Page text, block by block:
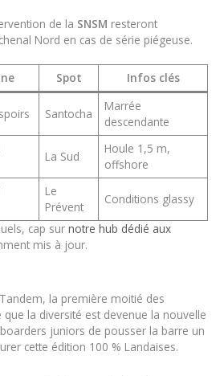
de la SNSM resteront
Nord en cas de série piégeuse.
Spot Infos clés
Santocha
Marrée
descendante
La Sud
Houle 1,5 m,
offshore
Le
Prévent
Conditions glassy
cap sur notre hub dédié aux
mis à jour.
la première moitié des
la diversité est devenue la nouvelle
juniors de pousser la barre un
cette édition 100 % Landaises.